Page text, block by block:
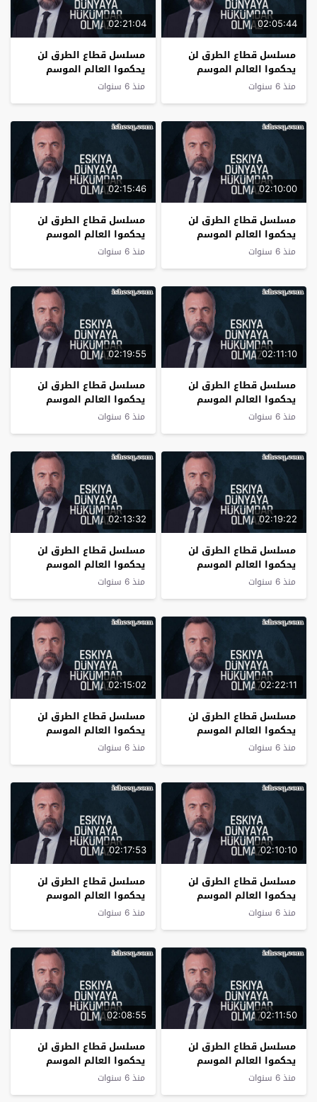
02:05:44
مسلسل قطاع الطرق لن
يحكموا العالم الموسم
الثالث الحلقة 34
منذ 6 سنوات
02:21:04
مسلسل قطاع الطرق لن
يحكموا العالم الموسم
الثالث الحلقة 33
منذ 6 سنوات
02:10:00
مسلسل قطاع الطرق لن
يحكموا العالم الموسم
الثالث الحلقة 32
منذ 6 سنوات
02:15:46
مسلسل قطاع الطرق لن
يحكموا العالم الموسم
الثالث الحلقة 31
منذ 6 سنوات
02:11:10
مسلسل قطاع الطرق لن
يحكموا العالم الموسم
الثالث الحلقة 30
منذ 6 سنوات
02:19:55
مسلسل قطاع الطرق لن
يحكموا العالم الموسم
الثالث الحلقة 29
منذ 6 سنوات
02:19:22
مسلسل قطاع الطرق لن
يحكموا العالم الموسم
الثالث الحلقة 28
منذ 6 سنوات
02:13:32
مسلسل قطاع الطرق لن
يحكموا العالم الموسم
الثالث الحلقة 27
منذ 6 سنوات
02:22:11
مسلسل قطاع الطرق لن
يحكموا العالم الموسم
الثالث الحلقة 26
منذ 6 سنوات
02:15:02
مسلسل قطاع الطرق لن
يحكموا العالم الموسم
الثالث الحلقة 25
منذ 6 سنوات
02:10:10
مسلسل قطاع الطرق لن
يحكموا العالم الموسم
الثالث الحلقة 24
منذ 6 سنوات
02:17:53
مسلسل قطاع الطرق لن
يحكموا العالم الموسم
الثالث الحلقة 23
منذ 6 سنوات
02:11:50
مسلسل قطاع الطرق لن
يحكموا العالم الموسم
الثالث الحلقة 22
منذ 6 سنوات
02:08:55
مسلسل قطاع الطرق لن
يحكموا العالم الموسم
الثالث الحلقة 21
منذ 6 سنوات